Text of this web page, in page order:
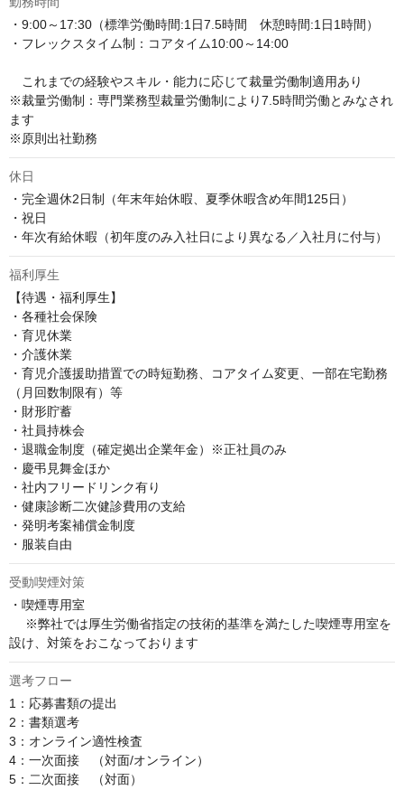
・9:00～17:30（標準労働時間:1日7.5時間　休憩時間:1日1時間）
・フレックスタイム制：コアタイム10:00～14:00
これまでの経験やスキル・能力に応じて裁量労働制適用あり
※裁量労働制：専門業務型裁量労働制により7.5時間労働とみなされ
ます
※原則出社勤務
休日
・完全週休2日制（年末年始休暇、夏季休暇含め年間125日）
・祝日
・年次有給休暇（初年度のみ入社日により異なる／入社月に付与）
福利厚生
【待遇・福利厚生】
・各種社会保険
・育児休業
・介護休業
・育児介護援助措置での時短勤務、コアタイム変更、一部在宅勤務
（月回数制限有）等
・財形貯蓄
・社員持株会
・退職金制度（確定拠出企業年金）※正社員のみ
・慶弔見舞金ほか
・社内フリードリンク有り
・健康診断二次健診費用の支給
・発明考案補償金制度
・服装自由
受動喫煙対策
・喫煙専用室
設け、対策をおこなっております
選考フロー
1：応募書類の提出
2：書類選考
3：オンライン適性検査
4：一次面接　（対面/オンライン）
5：二次面接　（対面）